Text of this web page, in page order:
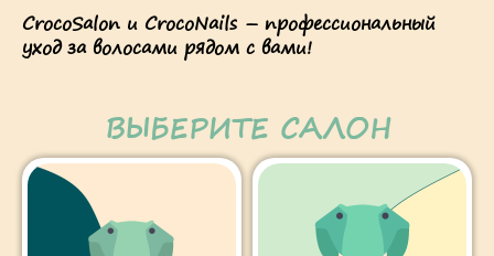
CrocoSalon и CrocoNails – профессиональный
уход за волосами рядом с вами!
ВЫБЕРИТЕ САЛОН